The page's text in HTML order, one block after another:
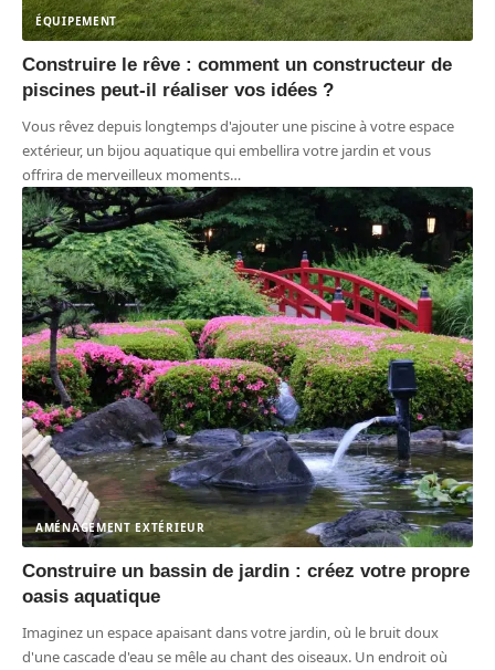
ÉQUIPEMENT
Construire le rêve : comment un constructeur de
piscines peut-il réaliser vos idées ?
Vous rêvez depuis longtemps d'ajouter une piscine à votre espace
extérieur, un bijou aquatique qui embellira votre jardin et vous
offrira de merveilleux moments…
AMÉNAGEMENT EXTÉRIEUR
Construire un bassin de jardin : créez votre propre
oasis aquatique
Imaginez un espace apaisant dans votre jardin, où le bruit doux
d'une cascade d'eau se mêle au chant des oiseaux. Un endroit où